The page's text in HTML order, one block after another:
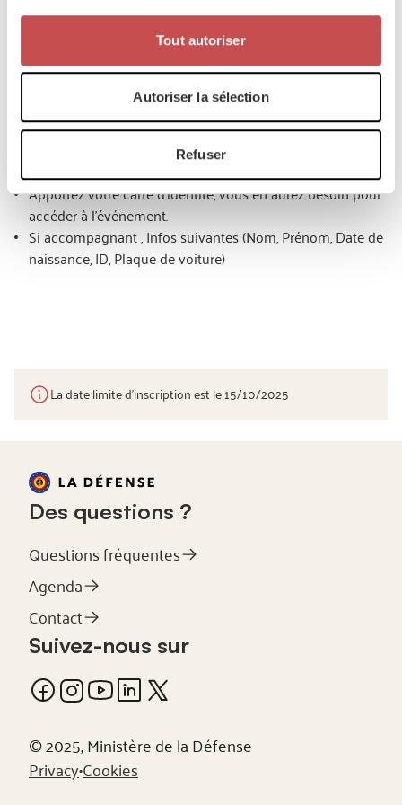
Tout autoriser
Autoriser la sélection
Refuser
mythique F-16, le célèbre F-35 et le MQ-9B, notre avion piloté à
distance, unique dans toute la Force Aérienne belge !
Modalités pratiques
L'enregistrement des présences est obligatoire. Utilisez le
bouton 'inscrivez-vous' pour participer et complétez le
questionnaire. Vous recevrez ensuite une confirmation par
e-mail.
Apportez votre carte d'identité, vous en aurez besoin pour
accéder à l'événement.
Si accompagnant , Infos suivantes (Nom, Prénom, Date de
naissance, ID, Plaque de voiture)
La date limite d’inscription est le 15/10/2025
Des questions ?
Questions fréquentes
Agenda
Contact
Suivez-nous sur
© 2025, Ministère de la Défense
Privacy•Cookies